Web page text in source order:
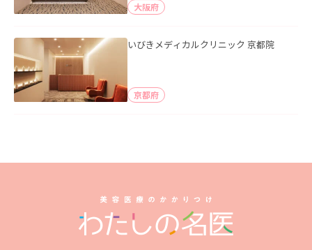
大阪府
いびきメディカルクリニック 京都院
京都府